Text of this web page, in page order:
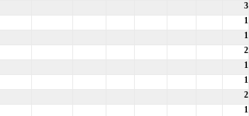
3
1
1
2
1
1
2
1